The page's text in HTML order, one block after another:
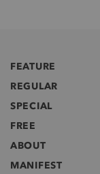
FEATURE
REGULAR
SPECIAL
FREE
ABOUT
MANIFEST